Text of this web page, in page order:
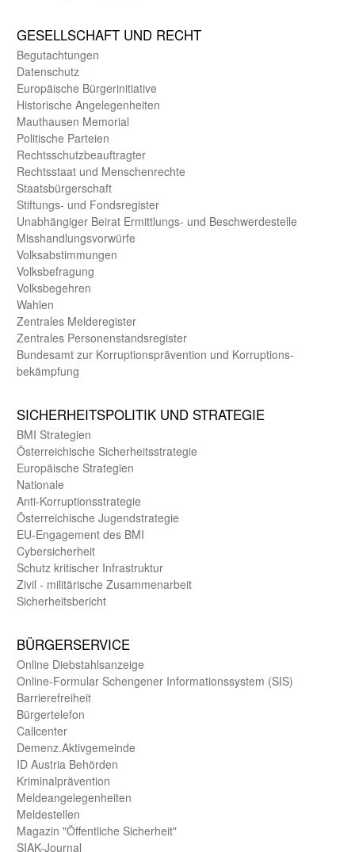
GE­SELL­SCHAFT UND RECHT
Begut­achtungen
Daten­schutz
Europäische Bürger­initiative
Historische Angelegen­heiten
Mauthausen Memorial
Politische Parteien
Rechts­schutz­beauftragter
Rechts­staat und Menschen­rechte
Staats­bürger­schaft
Stiftungs- und Fonds­register
Unab­hängiger Beirat Ermittlungs- und Beschwerde­stelle
Misshandlungs­vorwürfe
Volks­abstimmungen
Volks­befragung
Volks­begehren
Wahlen
Zentrales Melde­register
Zentrales Personen­stands­register
Bundes­amt zur Korrup­tions­prävention und Korrup­tions­
bekämpfung
SICHER­HEITS­POLITIK UND STRATEGIE
BMI Strategien
Öster­reichische Sicherheits­strategie
Europäische Strategien
Nationale
Anti-Korruptions­strategie
Öster­reichische Jugend­strategie
EU-Engagement des BMI
Cybersicherheit
Schutz kritischer Infra­struktur
Zivil - militärische Zusammen­arbeit
Sicherheits­bericht
BÜRGER­SERVICE
Online Diebstahls­anzeige
Online-Formular Schengener Informationssystem (SIS)
Barriere­freiheit
Bürger­telefon
Call­center
Demenz.Aktiv­gemeinde
ID Austria Behörden
Kriminal­prävention
Melde­an­ge­le­gen­heiten
Meld­estellen
Magazin "Öffentliche Sicherheit"
SIAK-Journal